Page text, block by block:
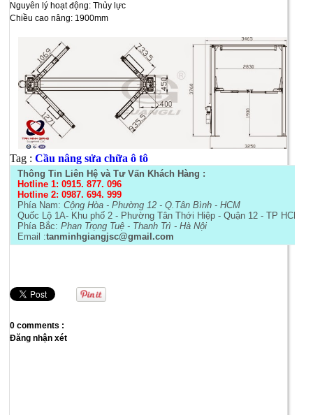
Nguyên lý hoạt động: Thủy lực
Chiều cao nâng: 1900mm
Tag : Cầu nâng sửa chữa ô tô
Thông Tin Liên Hệ và Tư Vấn Khách Hàng :
Hotline 1: 0915. 877. 096
Hotline 2: 0987. 694. 999
Phía Nam:Cộng Hòa - Phường 12 - Q.Tân Bình - HCM
Quốc Lộ 1A- Khu phố 2 - Phường Tân Thới Hiệp - Quận 12 - TP HCM-
Phía Bắc:Phan Trọng Tuệ - Thanh Trì - Hà Nội
Email :tanminhgiangjsc@gmail.com
0 comments :
Đăng nhận xét